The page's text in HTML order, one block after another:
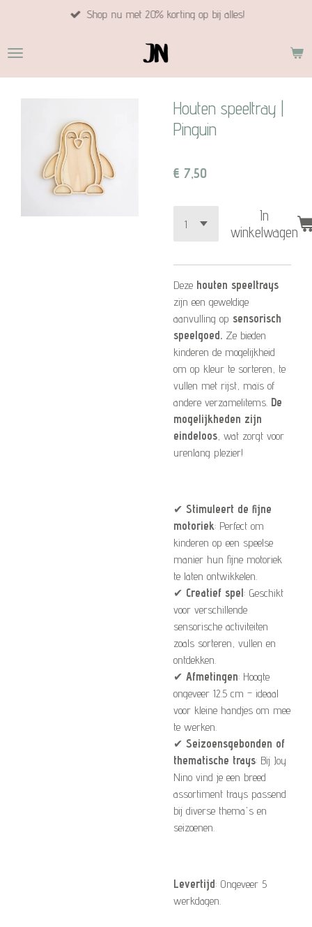
naar
hoofdinhoud
Shop nu met 20% korting op bij alles!
Houten speeltray |
Pinguin
€ 7,50
In
winkelwagen
Deze houten speeltrays
zijn een geweldige
aanvulling op sensorisch
speelgoed. Ze bieden
kinderen de mogelijkheid
om op kleur te sorteren, te
vullen met rijst, maïs of
andere verzamelitems. De
mogelijkheden zijn
eindeloos, wat zorgt voor
urenlang plezier!
✔ Stimuleert de fijne
motoriek: Perfect om
kinderen op een speelse
manier hun fijne motoriek
te laten ontwikkelen.
✔ Creatief spel: Geschikt
voor verschillende
sensorische activiteiten
zoals sorteren, vullen en
ontdekken.
✔ Afmetingen: Hoogte
ongeveer 12.5 cm – ideaal
voor kleine handjes om mee
te werken.
✔ Seizoensgebonden of
thematische trays: Bij Joy
Nino vind je een breed
assortiment trays passend
bij diverse thema's en
seizoenen.
Levertijd: Ongeveer 5
werkdagen.